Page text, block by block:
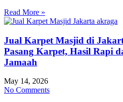
Read More »
Jual Karpet Masjid di
Pasang Karpet, Hasil Rapi
Jamaah
May 14, 2026
No Comments